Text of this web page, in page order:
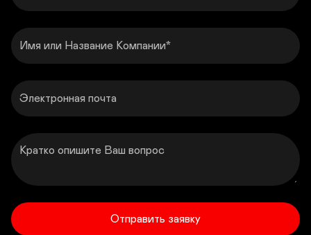
сделаем мы! Просто оформите заявку – в любом
мы точно выполним ваш заказ.
Оставить заявку
Имя или Название Компании
Электронная почта
Кратко опишите Ваш вопрос
Отправить заявку